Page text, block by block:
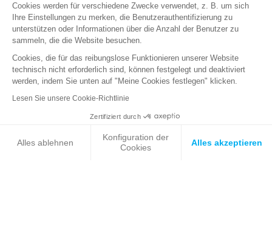
Cyberattacken: Wenn Kommunikation
zum taktischen Instrument im Dienste
des Krisenmanagements wird
Cookies werden für verschiedene Zwecke verwendet, z. B. um sich
Ihre Einstellungen zu merken, die Benutzerauthentifizierung zu
unterstützen oder Informationen über die Anzahl der Benutzer zu
sammeln, die die Website besuchen.
Cookies, die für das reibungslose Funktionieren unserer Website
technisch nicht erforderlich sind, können festgelegt und deaktiviert
werden, indem Sie unten auf "Meine Cookies festlegen" klicken.
Lesen Sie unsere Cookie-Richtlinie
Zertifiziert durch
Alles ablehnen
Konfiguration der
Cookies
Alles akzeptieren